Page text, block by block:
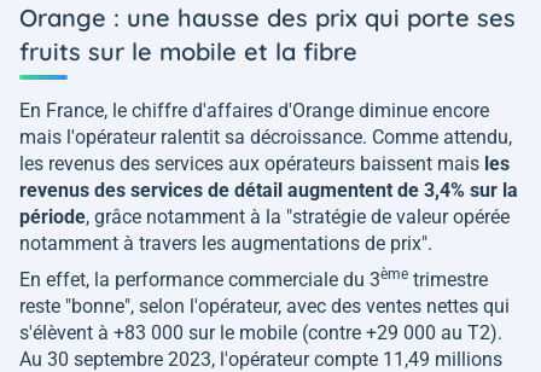
Orange : une hausse des prix qui porte ses
fruits sur le mobile et la fibre
En France, le chiffre d'affaires d'Orange diminue encore
mais l'opérateur ralentit sa décroissance. Comme attendu,
les revenus des services aux opérateurs baissent mais les
revenus des services de détail augmentent de 3,4% sur la
période, grâce notamment à la "stratégie de valeur opérée
notamment à travers les augmentations de prix".
En effet, la performance commerciale du 3ème trimestre
reste "bonne", selon l'opérateur, avec des ventes nettes qui
s'élèvent à +83 000 sur le mobile (contre +29 000 au T2).
Au 30 septembre 2023, l'opérateur compte 11,49 millions